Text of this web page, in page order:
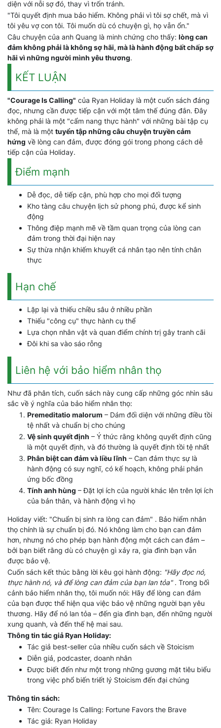
diện với nỗi sợ đó, thay vì trốn tránh.
"Tôi quyết định mua bảo hiểm. Không phải vì tôi sợ chết, mà vì
tôi yêu vợ con tôi. Tôi muốn dù có chuyện gì, họ vẫn ổn."
Câu chuyện của anh Quang là minh chứng cho thấy: lòng can
đảm không phải là không sợ hãi, mà là hành động bất chấp sợ
hãi vì những người mình yêu thương.
KẾT LUẬN
"Courage Is Calling" của Ryan Holiday là một cuốn sách đáng
đọc, nhưng cần được tiếp cận với một tâm thế đúng đắn. Đây
không phải là một "cẩm nang thực hành" với những bài tập cụ
thể, mà là một tuyển tập những câu chuyện truyền cảm
hứng về lòng can đảm, được đóng gói trong phong cách dễ
tiếp cận của Holiday.
Điểm mạnh
Dễ đọc, dễ tiếp cận, phù hợp cho mọi đối tượng
Kho tàng câu chuyện lịch sử phong phú, được kể sinh
động
Thông điệp mạnh mẽ về tầm quan trọng của lòng can
đảm trong thời đại hiện nay
Sự thừa nhận khiếm khuyết cá nhân tạo nên tính chân
thực
Hạn chế
Lặp lại và thiếu chiều sâu ở nhiều phần
Thiếu "công cụ" thực hành cụ thể
Lựa chọn nhân vật và quan điểm chính trị gây tranh cãi
Đôi khi sa vào sáo rỗng
Liên hệ với bảo hiểm nhân thọ
Như đã phân tích, cuốn sách này cung cấp những góc nhìn sâu
sắc về ý nghĩa của bảo hiểm nhân thọ:
Premeditatio malorum – Dám đối diện với những điều tồi
tệ nhất và chuẩn bị cho chúng
Vệ sinh quyết định – Ý thức rằng không quyết định cũng
là một quyết định, và đó thường là quyết định tồi tệ nhất
Phân biệt can đảm và liều lĩnh – Can đảm thực sự là
hành động có suy nghĩ, có kế hoạch, không phải phản
ứng bốc đồng
Tính anh hùng – Đặt lợi ích của người khác lên trên lợi ích
của bản thân, và hành động vì họ
Holiday viết: "Chuẩn bị sinh ra lòng can đảm" . Bảo hiểm nhân
thọ chính là sự chuẩn bị đó. Nó không làm cho bạn can đảm
hơn, nhưng nó cho phép bạn hành động một cách can đảm –
bởi bạn biết rằng dù có chuyện gì xảy ra, gia đình bạn vẫn
được bảo vệ.
Cuốn sách kết thúc bằng lời kêu gọi hành động: "Hãy đọc nó,
thực hành nó, và để lòng can đảm của bạn lan tỏa". Trong bối
cảnh bảo hiểm nhân thọ, tôi muốn nói: Hãy để lòng can đảm
của bạn được thể hiện qua việc bảo vệ những người bạn yêu
thương. Hãy để nó lan tỏa – đến gia đình bạn, đến những người
xung quanh, và đến thế hệ mai sau.
Thông tin tác giả Ryan Holiday:
Tác giả best-seller của nhiều cuốn sách về Stoicism
Diễn giả, podcaster, doanh nhân
Được biết đến như một trong những gương mặt tiêu biểu
trong việc phổ biến triết lý Stoicism đến đại chúng
Thông tin sách:
Tên: Courage Is Calling: Fortune Favors the Brave
Tác giả: Ryan Holiday